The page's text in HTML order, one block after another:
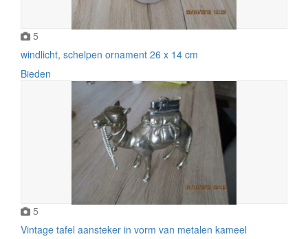
5
windlicht, schelpen ornament 26 x 14 cm
Bieden
5
Vintage tafel aansteker in vorm van metalen kameel